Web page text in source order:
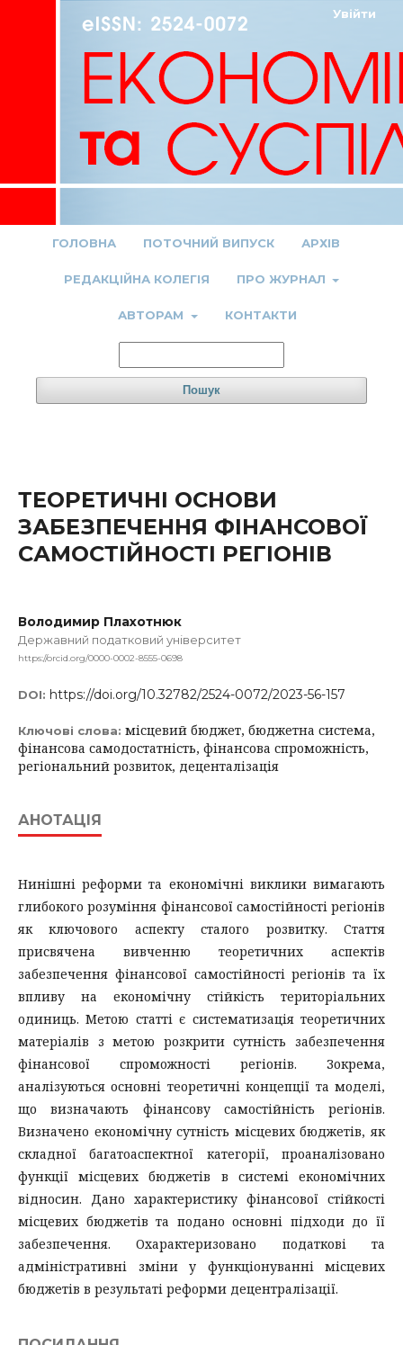
ГОЛОВНА ПОТОЧНИЙ ВИПУСК АРХІВ
РЕДАКЦІЙНА КОЛЕГІЯ ПРО ЖУРНАЛ
АВТОРАМ КОНТАКТИ
Пошук
Увійти
ТЕОРЕТИЧНІ ОСНОВИ
ЗАБЕЗПЕЧЕННЯ ФІНАНСОВОЇ
САМОСТІЙНОСТІ РЕГІОНІВ
Володимир Плахотнюк
Державний податковий університет
https://orcid.org/0000-0002-8555-0698
DOI: https://doi.org/10.32782/2524-0072/2023-56-157
Ключові слова: місцевий бюджет, бюджетна система,
фінансова самодостатність, фінансова спроможність,
регіональний розвиток, деценталізація
АНОТАЦІЯ
Нинішні реформи та економічні виклики вимагають
глибокого розуміння фінансової самостійності регіонів
як ключового аспекту сталого розвитку. Стаття
присвячена вивченню теоретичних аспектів
забезпечення фінансової самостійності регіонів та їх
впливу на економічну стійкість територіальних
одиниць. Метою статті є систематизація теоретичних
матеріалів з метою розкрити сутність забезпечення
фінансової спроможності регіонів. Зокрема,
аналізуються основні теоретичні концепції та моделі,
що визначають фінансову самостійність регіонів.
Визначено економічну сутність місцевих бюджетів, як
складної багатоаспектної категорії, проаналізовано
функції місцевих бюджетів в системі економічних
відносин. Дано характеристику фінансової стійкості
місцевих бюджетів та подано основні підходи до її
забезпечення. Охарактеризовано податкові та
адміністративні зміни у функціонуванні місцевих
бюджетів в результаті реформи децентралізації.